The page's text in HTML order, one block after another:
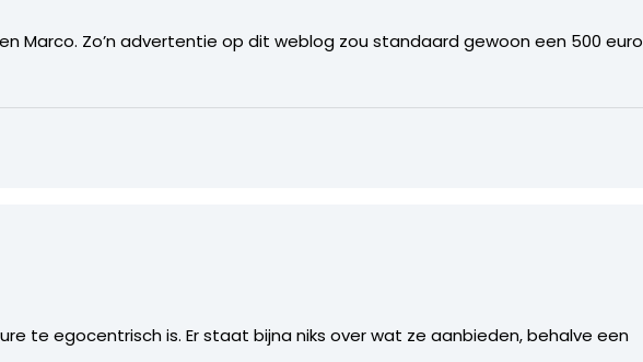
Marco. Zo’n advertentie op dit weblog zou standaard gewoon een 500 euro
te egocentrisch is. Er staat bijna niks over wat ze aanbieden, behalve een